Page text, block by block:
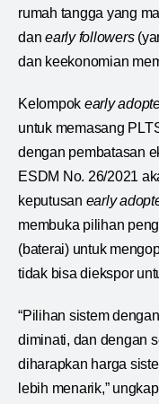
rumah tangga yang
danearly followers
dan keekonomian
Kelompok early
untuk memasang
dengan pembatasan
ESDM No. 26/2021
keputusan early
membuka pilihan
(baterai) untuk
tidak bisa diekspor
“Pilihan sistem
diminati, dan dengan
diharapkan harga
lebih menarik,”